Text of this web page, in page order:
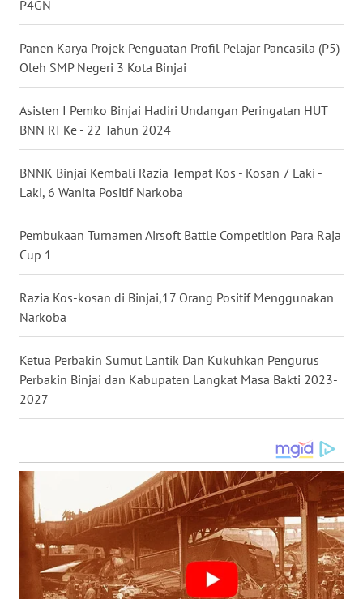
P4GN
Panen Karya Projek Penguatan Profil Pelajar Pancasila (P5)
Oleh SMP Negeri 3 Kota Binjai
Asisten I Pemko Binjai Hadiri Undangan Peringatan HUT
BNN RI Ke - 22 Tahun 2024
BNNK Binjai Kembali Razia Tempat Kos - Kosan 7 Laki -
Laki, 6 Wanita Positif Narkoba
Pembukaan Turnamen Airsoft Battle Competition Para Raja
Cup 1
Razia Kos-kosan di Binjai,17 Orang Positif Menggunakan
Narkoba
Ketua Perbakin Sumut Lantik Dan Kukuhkan Pengurus
Perbakin Binjai dan Kabupaten Langkat Masa Bakti 2023-
2027
WN
WN
DAIRI
WN
DANAU
TOBA
WN
NIAS
WN
TANJUNG
LESUNG
WN
KARO